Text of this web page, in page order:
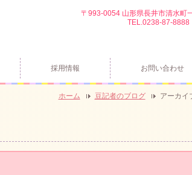
〒993-0054 山形県長井市清水町
TEL.0238-87-8888
採用情報 お問い合わせ
ホーム 豆記者のブログ アーカイ